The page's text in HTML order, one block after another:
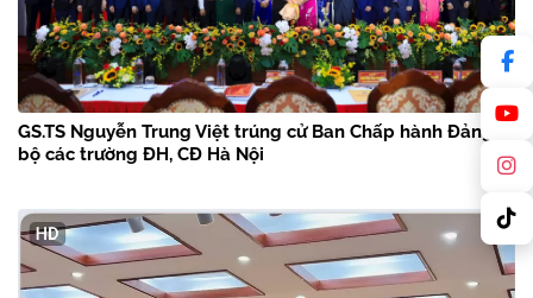
GS.TS Nguyễn Trung Việt trúng cử Ban Chấp hành Đảng
bộ các trường ĐH, CĐ Hà Nội